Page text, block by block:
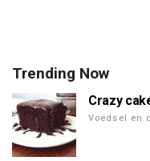
Trending Now
Crazy
Voedsel en